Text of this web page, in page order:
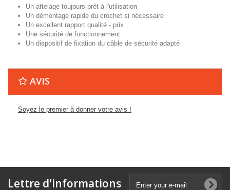
Un attelage toujours prêt à l'utilisation
Un démontage rapide du crochet si nécessaire
Un excellent rapport qualité - prix
Une sécurité de fonctionnement
Un dispositif de fixation du câble de sécurité adapté
AVIS
Soyez le premier à donner votre avis !
Lettre d'informations